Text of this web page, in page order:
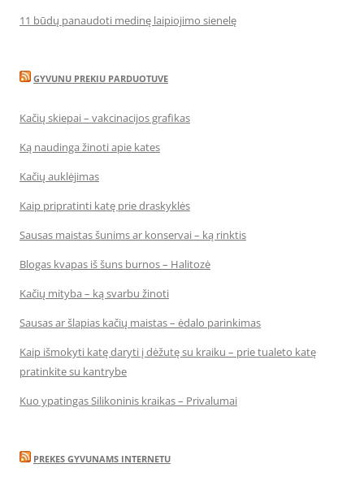
11 būdų panaudoti medinę laipiojimo sienelę
GYVUNU PREKIU PARDUOTUVE
Kačių skiepai – vakcinacijos grafikas
Ką naudinga žinoti apie kates
Kačių auklėjimas
Kaip pripratinti katę prie draskyklės
Sausas maistas šunims ar konservai – ką rinktis
Blogas kvapas iš šuns burnos – Halitozė
Kačių mityba – ką svarbu žinoti
Sausas ar šlapias kačių maistas – ėdalo parinkimas
Kaip išmokyti katę daryti į dėžutę su kraiku – prie tualeto katę
pratinkite su kantrybe
Kuo ypatingas Silikoninis kraikas – Privalumai
PREKES GYVUNAMS INTERNETU